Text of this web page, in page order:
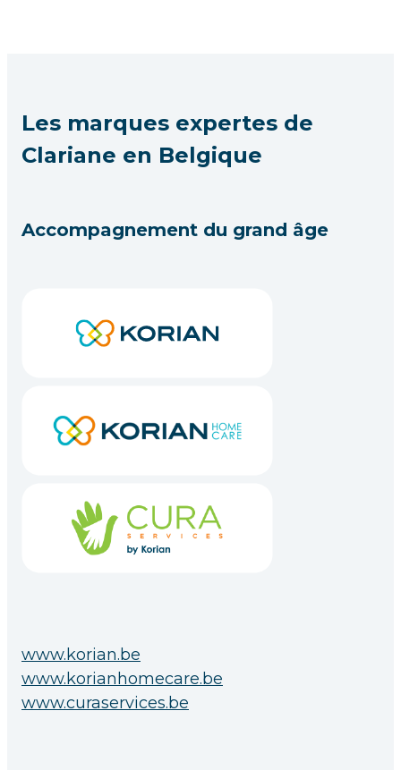
Les marques expertes de
Clariane en Belgique
Accompagnement du grand âge
www.korian.be
www.korianhomecare.be
www.curaservices.be